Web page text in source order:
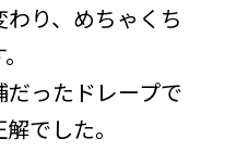
り、めちゃくち
ったドレープで
でした。